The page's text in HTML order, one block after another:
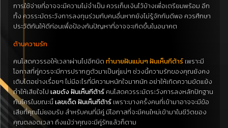
การใช้จ่ายที่อาจจะมีความไม่จำเป็น ควรเก็บเงินไว้บ้างเพื่อเตรียมพร้อม อีก
ทั้ง ควรระมัดระวังการลงทุนร่วมกับคนอื่นหากยังไม่รู้จักกันดีพอ ควรศึกษา
ประวัติกันให้ดีก่อนเพื่อป้องกันปัญหาที่อาจจะเกิดขึ้นในอนาคต
ด้านความรัก
คนโสดควรรอให้เวลาผ่านไปอีกนิด ทำนายฝันแม่นๆ ฝันเห็นกีต้าร์ เพราะมี
โอกาสที่คู่ควรจะมีการปรากฏตัวมาเป็นคู่แน่ๆ ช่วงนี้ความรักของคุณยังคง
เติบโตอย่างเรื่อยๆ ไม่มีอะไรที่มีความหนักใจมากนัก อย่าให้เกิดความขัดแย้ง
ทำให้เสียใจไป เลขดัง ฝันเห็นกีต้าร์ คนโสดควรระมัดระวังการลงหลักปักฐาน
กับใครในขณะนี้เลขเด็ด ฝันเห็นกีต้าร์ เพราะบางครั้งคนที่เข้ามาอาจจะมีข้อ
เสียที่คุณไม่ยอมรับ สำหรับคนที่มีคู่ มีโอกาสที่จะมีคนใหม่เข้ามาในชีวิตของ
คุณตลอดเวลา ถึงแม้ว่าคุณจะมีคู่รักแล้วก็ตาม